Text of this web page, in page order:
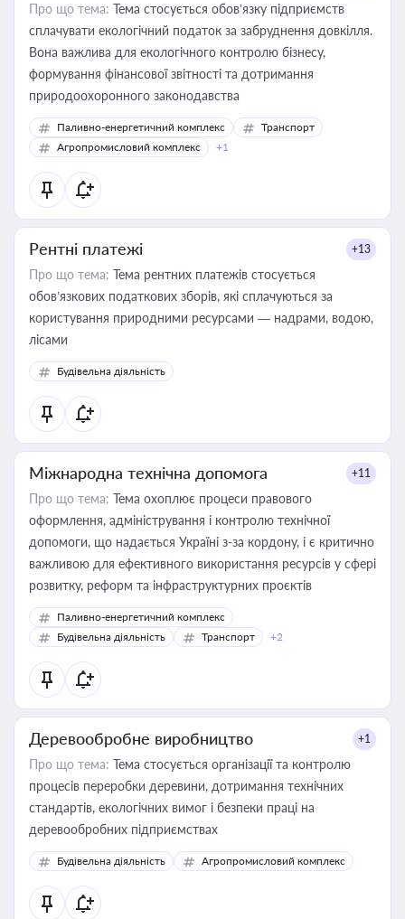
Про що тема: Тема стосується обов’язку підприємств
сплачувати екологічний податок за забруднення довкілля.
Вона важлива для екологічного контролю бізнесу,
формування фінансової звітності та дотримання
природоохоронного законодавства
Паливно-енергетичний комплекс
Транспорт
Агропромисловий комплекс
+1
Рентні платежі +13
Про що тема: Тема рентних платежів стосується
обов’язкових податкових зборів, які сплачуються за
користування природними ресурсами — надрами, водою,
лісами
Будівельна діяльність
Міжнародна технічна допомога +11
Про що тема: Тема охоплює процеси правового
оформлення, адміністрування і контролю технічної
допомоги, що надається Україні з-за кордону, і є критично
важливою для ефективного використання ресурсів у сфері
розвитку, реформ та інфраструктурних проєктів
Паливно-енергетичний комплекс
Будівельна діяльність
Транспорт +2
Деревообробне виробництво +1
Про що тема: Тема стосується організації та контролю
процесів переробки деревини, дотримання технічних
стандартів, екологічних вимог і безпеки праці на
деревообробних підприємствах
Будівельна діяльність Агропромисловий комплекс